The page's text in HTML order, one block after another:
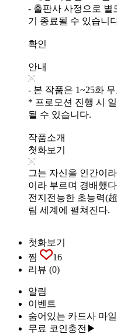
- 출판사 사정으로 별
기 종료될 수 있습니
확인
안내
- 본 작품은 1~25화
* 프로모션 진행 시
될 수 있습니다.
작품소개
첫화보기
그는 자신을 인간이
이라 부르며 경배했
전지전능한 초능력(
림 세계에 펼쳐진다.
첫화보기
찜
16
리뷰 (0)
알림
이벤트
숨어있는 카드사 마일
무료 코인충전▶